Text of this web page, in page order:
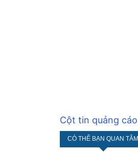
Cột tin quảng cáo
CÓ THỂ BẠN QUAN TÂM